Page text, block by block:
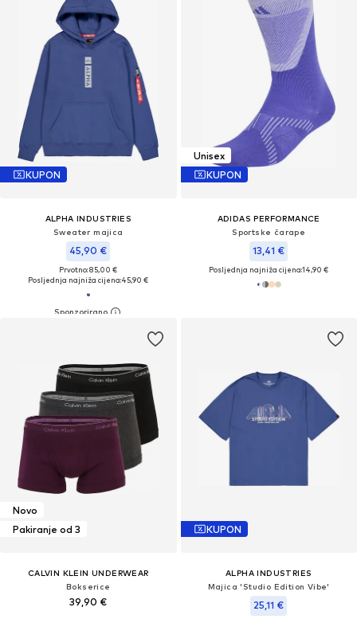
KUPON
ALPHA INDUSTRIES
Sweater majica
45,90 €
Prvotno: 85,00 €
Posljednja najniža cijena:45,90 €
Unisex
KUPON
ADIDAS PERFORMANCE
Sportske čarape
13,41 €
Posljednja najniža cijena:14,90 €
Novo
Pakiranje od 3
CALVIN KLEIN UNDERWEAR
Bokserice
39,90 €
KUPON
ALPHA INDUSTRIES
Majica 'Studio Edition Vibe'
25,11 €